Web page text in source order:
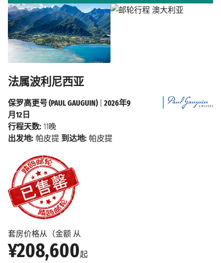
法属波利尼西亚
套房价格从（金额 从
¥208,600起
保罗高更号 (PAUL GAUGUIN)| 2026年9
月12日
行程天数: 11晚
出发地: 帕皮提 到达地: 帕皮提